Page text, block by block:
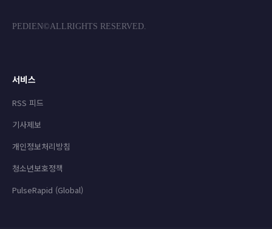
PEDIEN©ALLRIGHTS RESERVED.
서비스
RSS 피드
기사제보
개인정보처리방침
청소년보호정책
PulseRapid (Global)